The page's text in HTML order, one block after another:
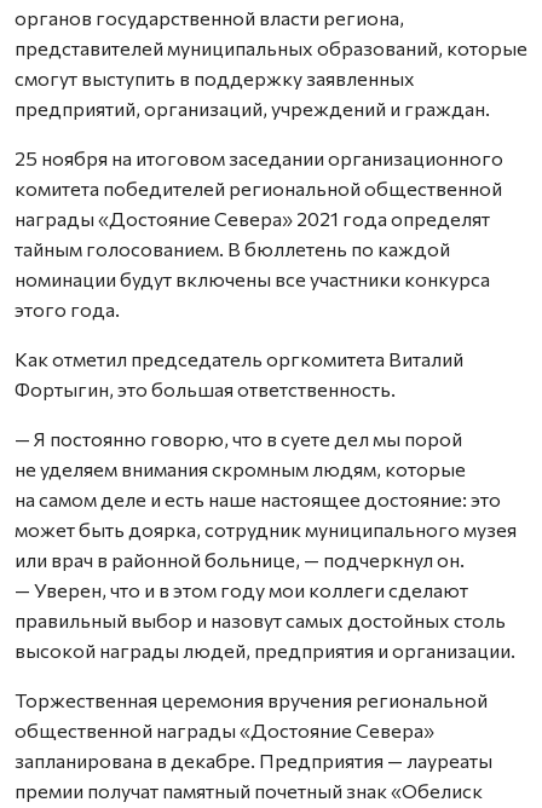
органов государственной власти региона,
представителей муниципальных образований, которые
смогут выступить в поддержку заявленных
предприятий, организаций, учреждений и граждан.
25 ноября на итоговом заседании организационного
комитета победителей региональной общественной
награды «Достояние Севера» 2021 года определят
тайным голосованием. В бюллетень по каждой
номинации будут включены все участники конкурса
этого года.
Как отметил председатель оргкомитета Виталий
Фортыгин, это большая ответственность.
— Я постоянно говорю, что в суете дел мы порой
не уделяем внимания скромным людям, которые
на самом деле и есть наше настоящее достояние: это
может быть доярка, сотрудник муниципального музея
или врач в районной больнице, — подчеркнул он.
— Уверен, что и в этом году мои коллеги сделают
правильный выбор и назовут самых достойных столь
высокой награды людей, предприятия и организации.
Торжественная церемония вручения региональной
общественной награды «Достояние Севера»
запланирована в декабре. Предприятия — лауреаты
премии получат памятный почетный знак «Обелиск